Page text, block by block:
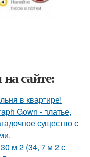
сайте:
в квартире!
Gown - платье,
существо с
м 2 (34, 7 м 2 с